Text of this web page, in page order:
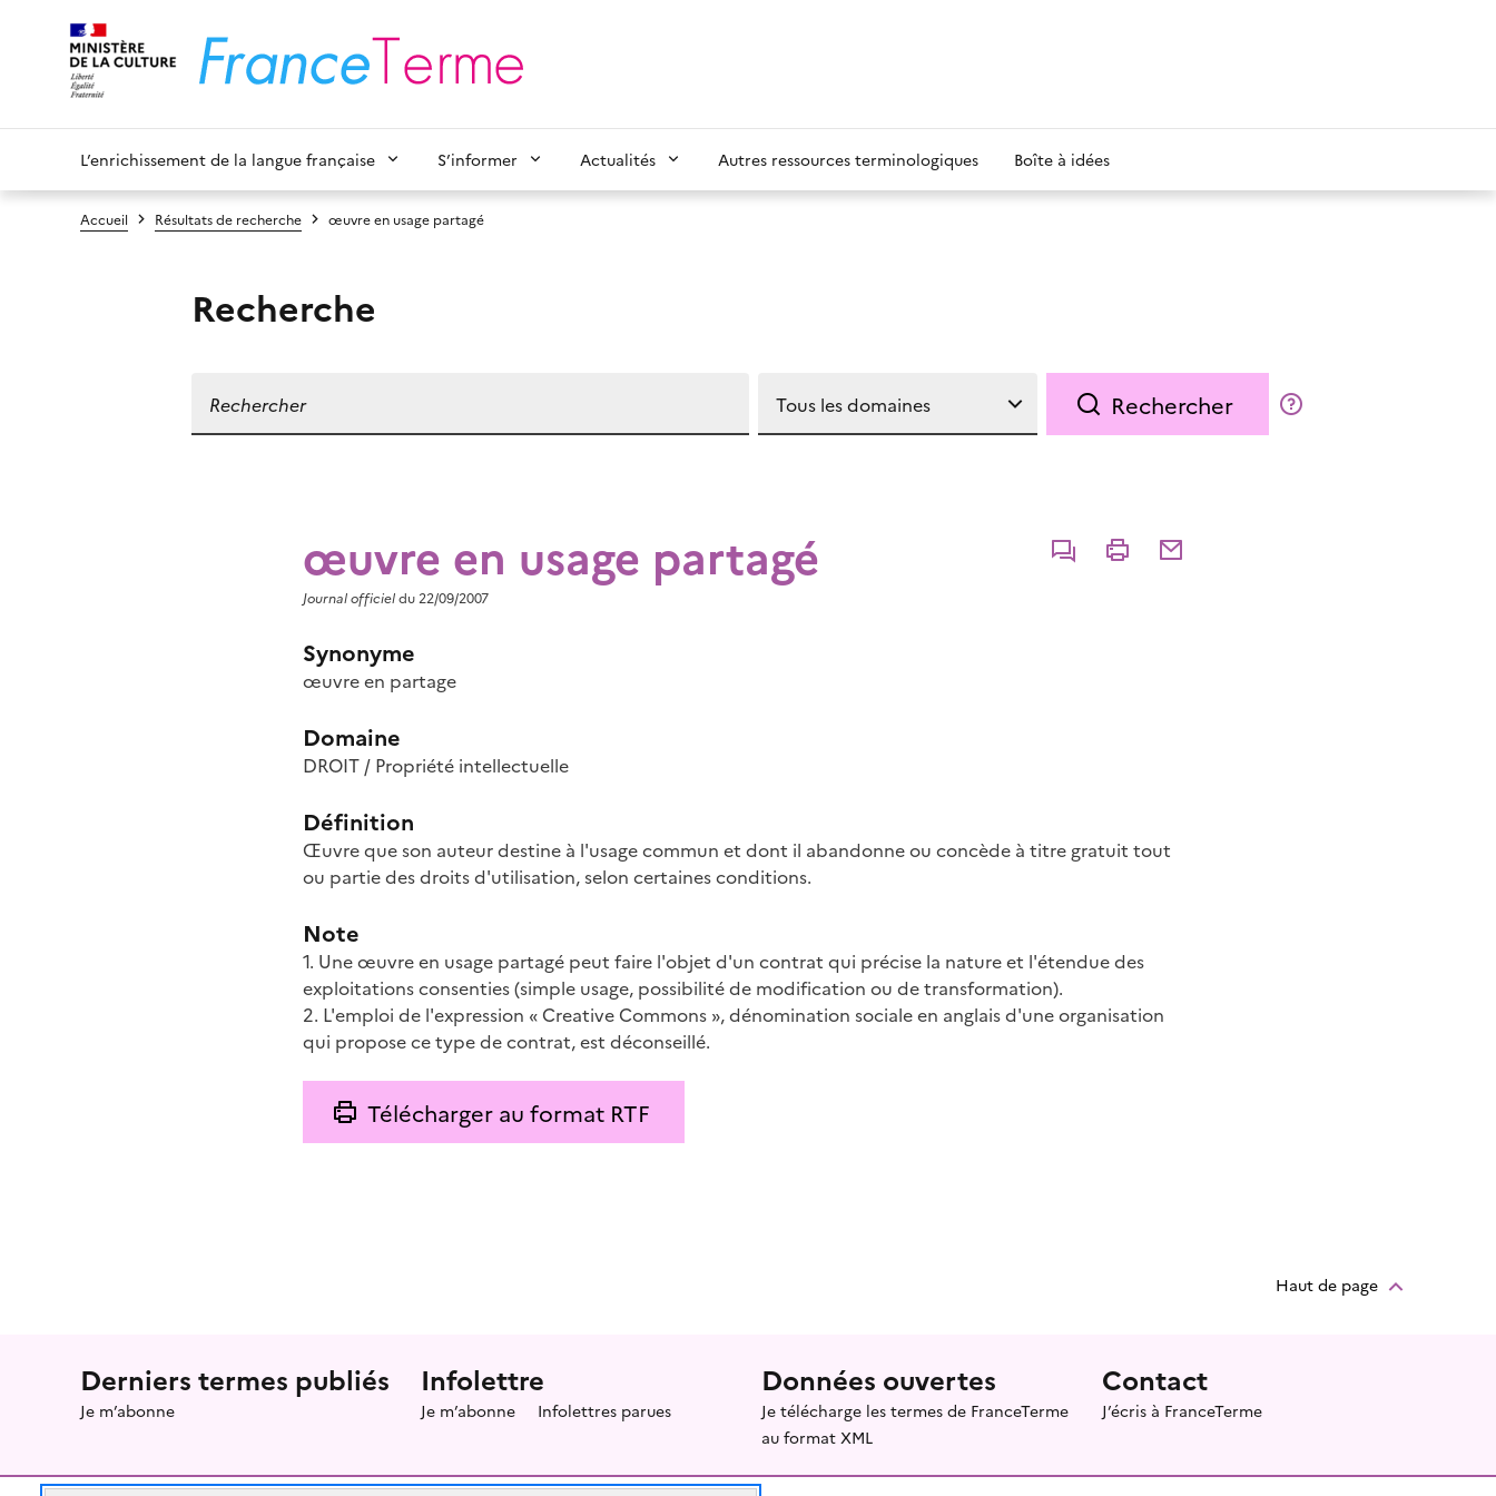
L’enrichissement de la langue française S’informer Actualités Autres ressources terminologiques Boîte à idées
Accueil Résultats de recherche œuvre en usage partagé
Recherche
Rechercher
œuvre en usage partagé CommenterImprimerPartager par courriel
Journal officieldu 22/09/2007
Synonyme
œuvre en partage
Domaine
DROIT / Propriété intellectuelle
Définition
Œuvre que son auteur destine à l'usage commun et dont il abandonne ou concède à titre gratuit tout
ou partie des droits d'utilisation, selon certaines conditions.
Note
1. Une œuvre en usage partagé peut faire l'objet d'un contrat qui précise la nature et l'étendue des
exploitations consenties (simple usage, possibilité de modification ou de transformation).
2. L'emploi de l'expression « Creative Commons », dénomination sociale en anglais d'une organisation
qui propose ce type de contrat, est déconseillé.
Télécharger au format RTF
Haut de page
Menu prefooter
Derniers termes publiés
Je m’abonne
Infolettre
Je m’abonne Infolettres parues
Données ouvertes
Je télécharge les termes de FranceTerme
au format XML
Contact
J’écris à FranceTerme